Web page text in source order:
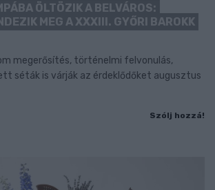
ÖLTÖZIK A BELVÁROS:
MEG A XXXIII. GYŐRI BAROKK
megerősítés, történelmi felvonulás,
séták is várják az érdeklődőket augusztus
Szólj hozzá!